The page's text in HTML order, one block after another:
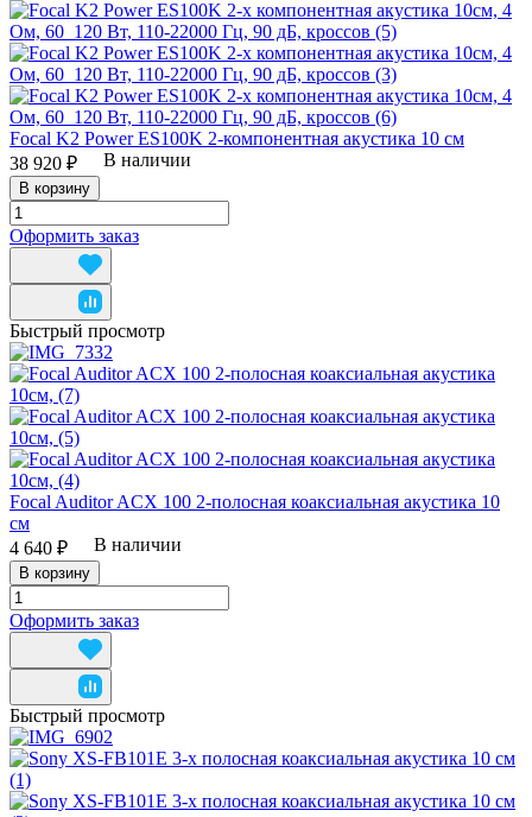
Focal K2 Power ES100K 2-компонентная акустика 10 см
38 920 ₽
В наличии
В корзину
Оформить заказ
Быстрый просмотр
Focal Auditor ACX 100 2-полосная коаксиальная акустика 10
см
4 640 ₽
В наличии
В корзину
Оформить заказ
Быстрый просмотр